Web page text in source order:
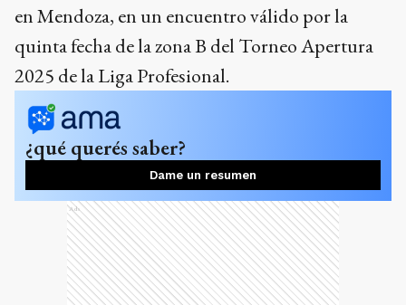
en Mendoza, en un encuentro válido por la
quinta fecha de la zona B del Torneo Apertura
2025 de la Liga Profesional.
¿qué querés saber?
Dame un resumen
Ads